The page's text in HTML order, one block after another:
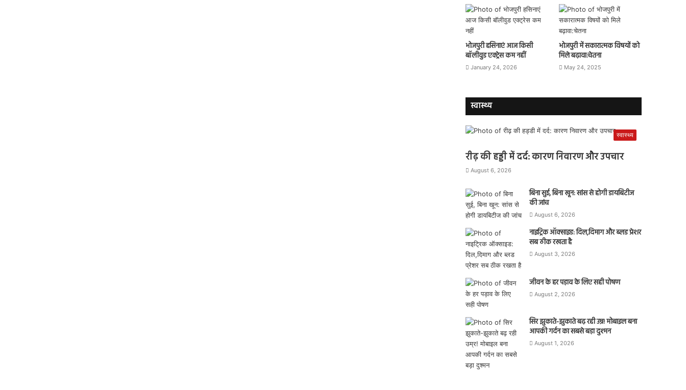
भोजपुरी हसिनाएं आज किसी
बॉलीवुड एक्ट्रेस कम नहीं
January 24, 2026
भोजपुरी में सकारात्मक विषयों को
मिले बढ़ावा:चेतना
May 24, 2025
स्वास्थ्य
स्वास्थ्य
रीढ़ की हड्डी में दर्द: कारण निवारण और उपचार
August 6, 2026
बिना सुई, बिना खून: सांस से होगी डायबिटीज
की जांच
August 6, 2026
नाइट्रिक ऑक्साइड: दिल,दिमाग और ब्लड प्रेशर
सब ठीक रखता है
August 3, 2026
जीवन के हर पड़ाव के लिए सही पोषण
August 2, 2026
सिर झुकाते-झुकाते बढ़ रही उम्र! मोबाइल बना
आपकी गर्दन का सबसे बड़ा दुश्मन
August 1, 2026